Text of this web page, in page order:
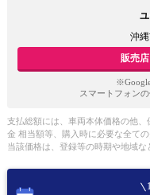
沖
販売
スマートフォン
支払総額には、車両本体価格の他
金 相当額等、購入時に必要な全ての
当該価格は、登録等の時期や地域な